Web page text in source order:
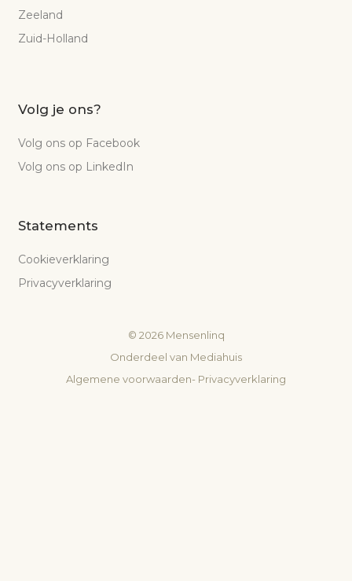
Zeeland
Zuid-Holland
Volg je ons?
Volg ons op Facebook
Volg ons op LinkedIn
Statements
Cookieverklaring
Privacyverklaring
© 2026Mensenlinq
Onderdeel van Mediahuis
Algemene voorwaarden- Privacyverklaring